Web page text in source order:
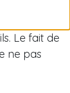
Le fait de
ne pas